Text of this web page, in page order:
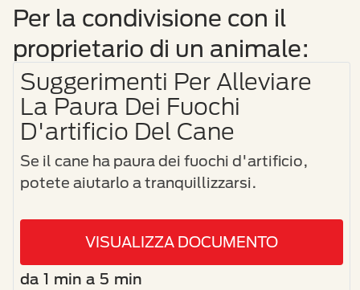
Per la condivisione con il
proprietario di un animale:
Suggerimenti Per Alleviare
La Paura Dei Fuochi
D'artificio Del Cane
Se il cane ha paura dei fuochi d'artificio,
potete aiutarlo a tranquillizzarsi.
VISUALIZZA DOCUMENTO
da 1 min a 5 min